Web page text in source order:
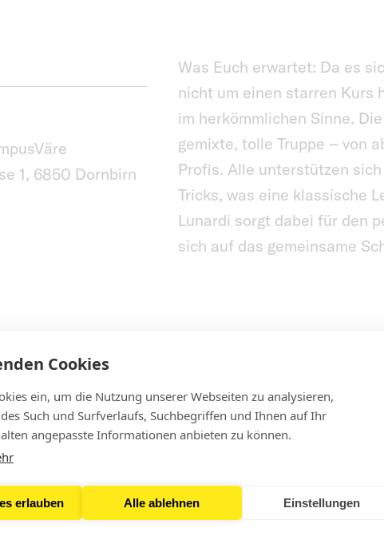
Cookies
ein, um die Nutzung unserer Webseiten zu analysieren,
Such und Surfverlaufs, Suchbegriffen und Ihnen auf Ihr
angepasste Informationen anbieten zu können.
erlauben Alle ablehnen Einstellungen
1, 6850 Dornbirn
Was Euch erwartet: Da es
nicht um einen starren Kurs
im herkömmlichen Sinne.
gemixte, tolle Truppe – von
Profis. Alle unterstützen
Tricks, was eine klassische
Lunardi sorgt dabei für den
sich auf das gemeinsame